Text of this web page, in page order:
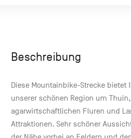
Beschreibung
Diese Mountainbike-Strecke
unserer schönen Region um
agarwirtschaftlichen Fluren und
Attraktionen. Sehr schöner